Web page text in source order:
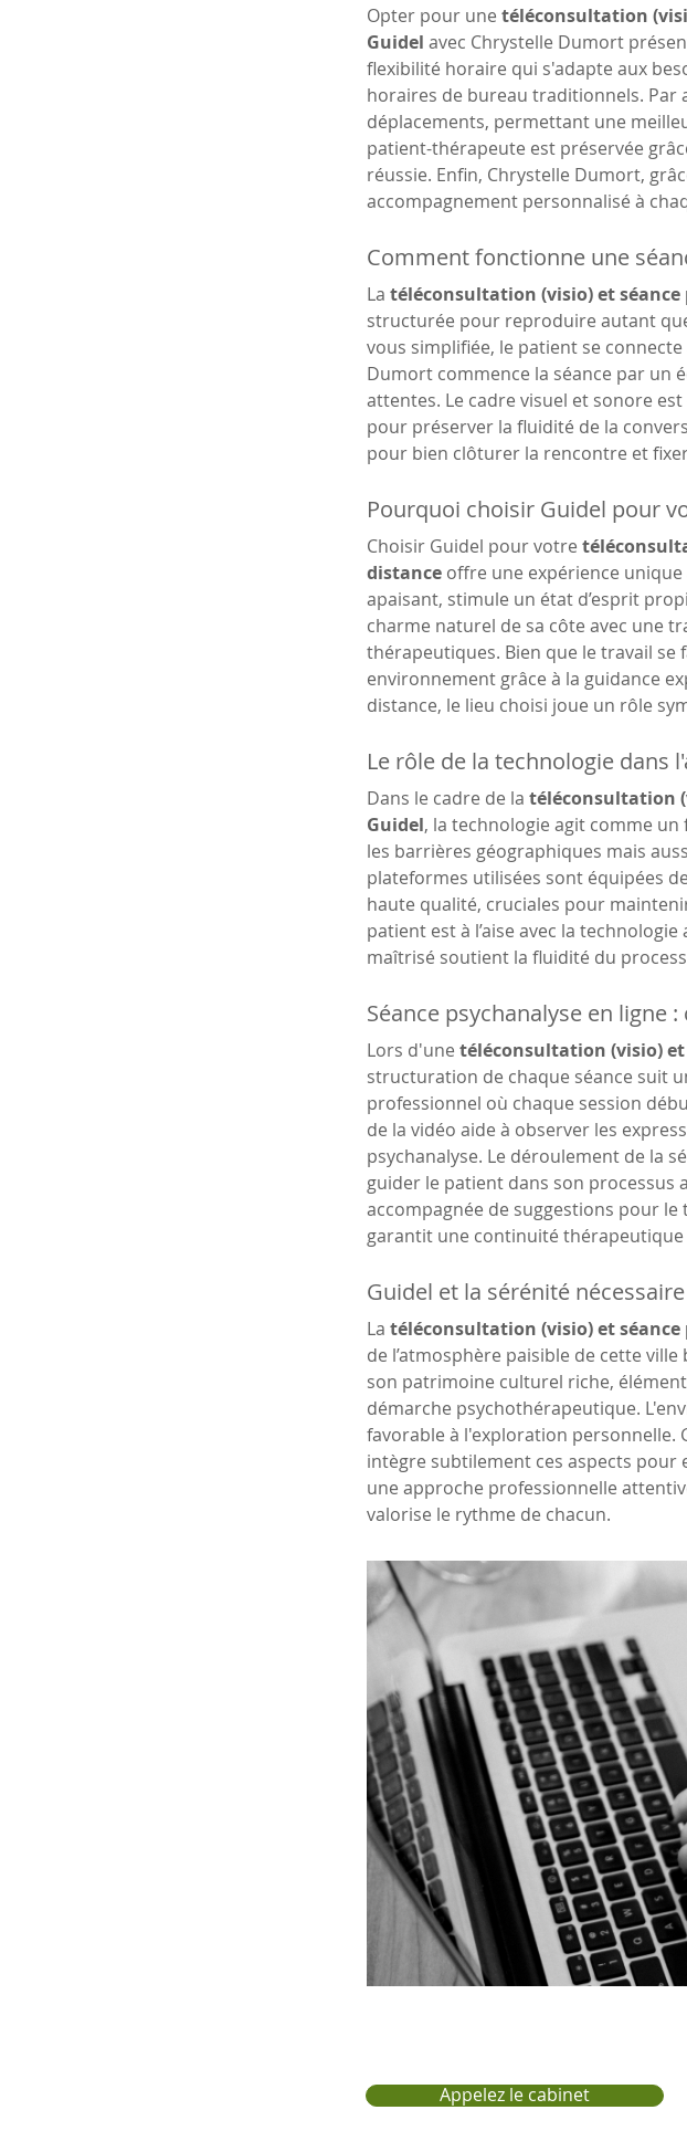
Opter pour une téléconsultation
Guidel avec Chrystelle Dumort
flexibilité horaire qui s'adapte aux
horaires de bureau traditionnels. Par
déplacements, permettant une
patient-thérapeute est préservée
réussie. Enfin, Chrystelle Dumort,
accompagnement personnalisé à
Comment fonctionne une
La téléconsultation (visio) et séance
structurée pour reproduire autant
vous simplifiée, le patient se
Dumort commence la séance par un
attentes. Le cadre visuel et sonore
pour préserver la fluidité de la
pour bien clôturer la rencontre et
Pourquoi choisir Guidel pour
Choisir Guidel pour votre
distance offre une expérience
apaisant, stimule un état d’esprit
charme naturel de sa côte avec une
thérapeutiques. Bien que le travail se
environnement grâce à la guidance
distance, le lieu choisi joue un rôle
Le rôle de la technologie dans
Dans le cadre de la téléconsultation
Guidel, la technologie agit comme
les barrières géographiques mais
plateformes utilisées sont équipées
haute qualité, cruciales pour
patient est à l’aise avec la
maîtrisé soutient la fluidité du
Séance psychanalyse en ligne
Lors d'une téléconsultation (visio) et
structuration de chaque séance suit
professionnel où chaque session
de la vidéo aide à observer les
psychanalyse. Le déroulement de la
guider le patient dans son processus
accompagnée de suggestions pour
garantit une continuité
Guidel et la sérénité
La téléconsultation (visio) et séance
de l’atmosphère paisible de cette
son patrimoine culturel riche,
démarche psychothérapeutique.
favorable à l'exploration personnelle.
intègre subtilement ces aspects pour
une approche professionnelle
valorise le rythme de chacun.
Appelez le cabinet